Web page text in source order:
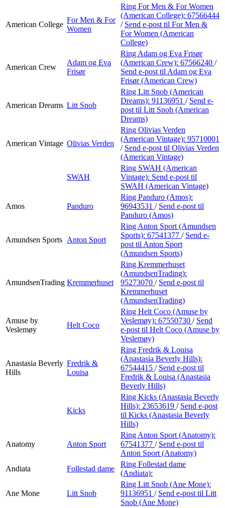
American College
For Men & For
Women
Ring For Men & For Women
(American College): 67566444
/ Send e-post til For Men &
For Women (American
College)
American Crew
Adam og Eva
Frisør
Ring Adam og Eva Frisør
(American Crew): 67566240 /
Send e-post til Adam og Eva
Frisør (American Crew)
American Dreams Litt Snob
Ring Litt Snob (American
Dreams): 91136951 / Send e-
post til Litt Snob (American
Dreams)
American Vintage Olivias Verden
Ring Olivias Verden
(American Vintage): 95710001
/ Send e-post til Olivias Verden
(American Vintage)
SWAH
Ring SWAH (American
Vintage): Send e-post til
SWAH (American Vintage)
Amos Panduro
Ring Panduro (Amos):
96943531 / Send e-post til
Panduro (Amos)
Amundsen Sports Anton Sport
Ring Anton Sport (Amundsen
Sports): 67541377 / Send e-
post til Anton Sport
(Amundsen Sports)
AmundsenTrading Kremmerhuset
Ring Kremmerhuset
(AmundsenTrading):
95273070 / Send e-post til
Kremmerhuset
(AmundsenTrading)
Amuse by
Veslemøy
Helt Coco
Ring Helt Coco (Amuse by
Veslemøy): 67550730 / Send
e-post til Helt Coco (Amuse by
Veslemøy)
Anastasia Beverly
Hills
Fredrik &
Louisa
Ring Fredrik & Louisa
(Anastasia Beverly Hills):
67544415 / Send e-post til
Fredrik & Louisa (Anastasia
Beverly Hills)
Kicks
Ring Kicks (Anastasia Beverly
Hills): 23653619 / Send e-post
til Kicks (Anastasia Beverly
Hills)
Anatomy Anton Sport
Ring Anton Sport (Anatomy):
67541377 / Send e-post til
Anton Sport (Anatomy)
Andiata
Follestad dame
Ring Follestad dame
(Andiata):
Ane Mone Litt Snob
Ring Litt Snob (Ane Mone):
91136951 / Send e-post til Litt
Snob (Ane Mone)